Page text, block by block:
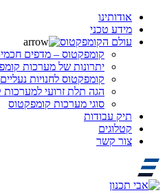
אודותינו
מידע טכני
עולם הקומפקטוס
קומפקטוס – מדפים
יתרונות של מערכות
קומפקטוס לחנויות נעליים
הגה תלת זרועי למערכות
סוגי מערכות קומפקטוס
תיק עבודות
קטלוגים
צור קשר